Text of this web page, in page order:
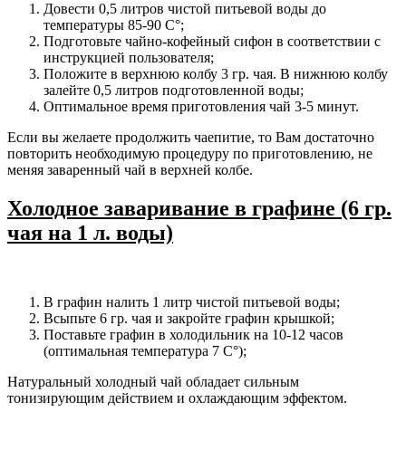
Довести 0,5 литров чистой питьевой воды до
температуры 85-90 С°;
Подготовьте чайно-кофейный сифон в соответствии с
инструкцией пользователя;
Положите в верхнюю колбу 3 гр. чая. В нижнюю колбу
залейте 0,5 литров подготовленной воды;
Оптимальное время приготовления чай 3-5 минут.
Если вы желаете продолжить чаепитие, то Вам достаточно
повторить необходимую процедуру по приготовлению, не
меняя заваренный чай в верхней колбе.
Холодное заваривание в графине (6 гр.
чая на 1 л. воды)
В графин налить 1 литр чистой питьевой воды;
Всыпьте 6 гр. чая и закройте графин крышкой;
Поставьте графин в холодильник на 10-12 часов
(оптимальная температура 7 С°);
Натуральный холодный чай обладает сильным
тонизирующим действием и охлаждающим эффектом.